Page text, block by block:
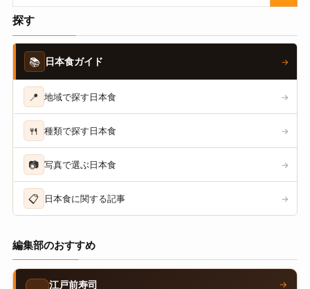
探す
📚 日本食ガイド →
📍 地域で探す日本食 →
🍴 種類で探す日本食 →
📷 写真で選ぶ日本食 →
📋 日本食に関する記事 →
編集部のおすすめ
江戸前寿司 →